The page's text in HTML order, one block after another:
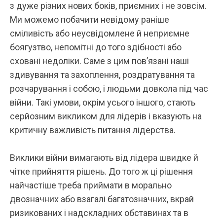
з дуже різних нових боків, приємних і не зовсім.
Ми можемо побачити невідому раніше
сміливість або неусвідомлене й неприємне
боягузтво, непомітні до того здібності або
сховані недоліки. Саме з цим пов’язані наші
здивування та захоплення, роздратування та
розчарування і собою, і людьми довкола під час
війни. Такі умови, окрім усього іншого, стають
серйозним викликом для лідерів і вказують на
критичну важливість питання лідерства.
Виклики війни вимагають від лідера швидке й
чітке прийняття рішень. До того ж ці рішення
найчастіше треба приймати в морально
двозначних або взагалі багатозначних, вкрай
ризикованих і надскладних обставинах та в